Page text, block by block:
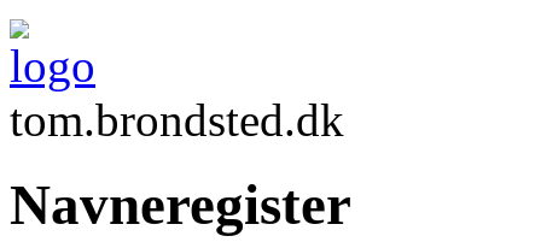
tom.brondsted.dk
Navneregister